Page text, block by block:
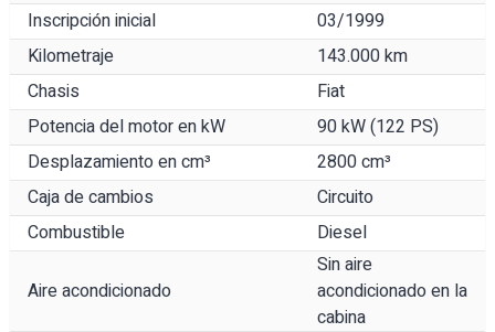
Inscripción inicial
03/1999
Kilometraje
143.000 km
Chasis
Fiat
Potencia del motor en kW
90 kW (122 PS)
Desplazamiento en cm³
2800 cm³
Caja de cambios
Circuito
Combustible
Diesel
Aire acondicionado
Sin aire
acondicionado en la
cabina